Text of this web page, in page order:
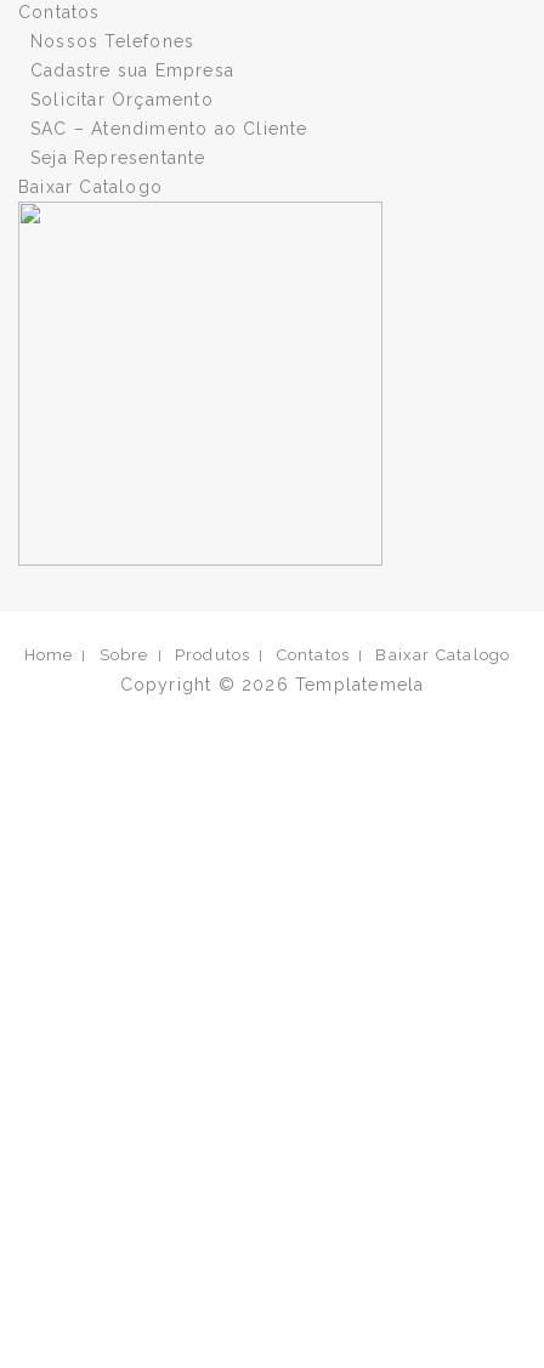
Contatos
Nossos Telefones
Cadastre sua Empresa
Solicitar Orçamento
SAC – Atendimento ao Cliente
Seja Representante
Baixar Catalogo
Home Sobre Produtos Contatos Baixar Catalogo
Copyright © 2026 Templatemela